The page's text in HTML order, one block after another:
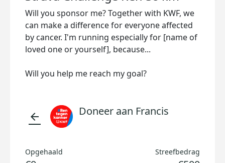
Will you sponsor me? Together with KWF, we
can make a difference for everyone affected
by cancer. I'm running especially for [name of
loved one or yourself], because...
Will you help me reach my goal?
arrow_back Doneer aan Francis
Opgehaald Streefbedrag